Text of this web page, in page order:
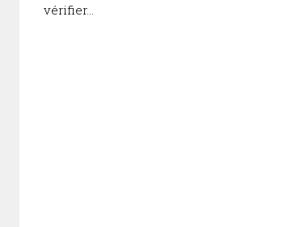
vérifier...